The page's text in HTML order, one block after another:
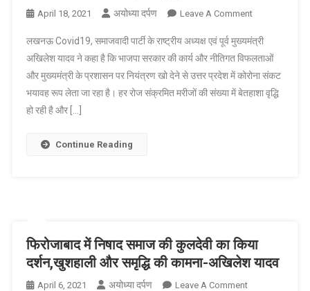
April 18, 2021 अयोध्या दर्पण Leave A CommentOn
के
प्रशासन
पर
नियंत्रण
यादव
लखनऊ Covid19, समाजवादी पार्टी के राष्ट्रीय अध्यक्ष एवं पूर्व मुख्यमंत्री
अखिलेश यादव ने कहा है कि भाजपा सरकार की कार्य और नीतिगत विफलताओं
और मुख्यमंत्री के प्रशासन पर नियंत्रण खो देने से उत्तर प्रदेश में कोरोना संकट
भयावह रूप लेता जा रहा है। हर रोज संक्रमित मरीजों की संख्या में बेतहाशा वृद्धि
हो रही है और […]
Continue Reading
फिरोजाबाद में निषाद समाज की कुलदेवी का किया
दर्शन,खुशहाली और समृद्धि की कामना-अखिलेश यादव
April 6, 2021 अयोध्या दर्पण Leave A CommentOn